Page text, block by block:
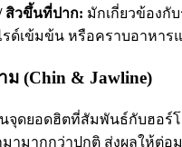
สิวขึ้นที่ปาก: มักเกี่ยวข้องกั
ด์เข้มข้น หรือคราบอาหา
ม (Chin & Jawline)
นจุดยอดฮิตที่สัมพันธ์กับฮอร์โ
มามากกว่าปกติ ส่งผลให้